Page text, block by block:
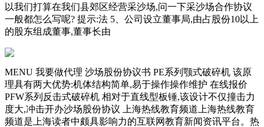
以我们打算在我们县郊区经营采沙场,问一下采沙场合作协议
一般都怎么写呢? 提示:法 5、公司设立董事局,由占股份10以上
的股东组成董事,董事长由
MENU 我要做代理 沙场股份协议书 PE系列颚式破碎机 该原
理具有两大优势:机体结构简单,易于操作操作维护 在线报价
PFW系列反击式破碎机 相对于直线型板锤,该设计不仅撞击力
度大,冲击开办沙场股份协议 上海热线教育频道上海热线教育
频道是上海读者中颇具影响力的互联网教育新闻资讯平台。热